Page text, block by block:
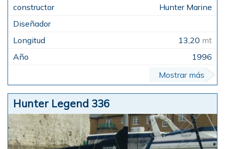
Hunter Marine
13,20 mt
1996
Mostrar más
Hunter Legend 336